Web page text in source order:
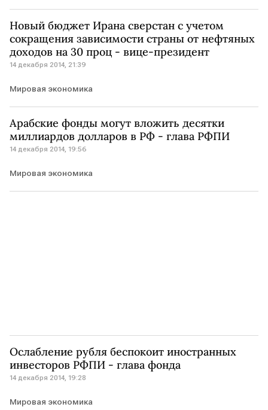
Новый бюджет Ирана сверстан с учетом
сокращения зависимости страны от нефтяных
доходов на 30 проц - вице-президент
14 декабря 2014, 21:39
Мировая экономика
Арабские фонды могут вложить десятки
миллиардов долларов в РФ - глава РФПИ
14 декабря 2014, 19:56
Мировая экономика
Ослабление рубля беспокоит иностранных
инвесторов РФПИ - глава фонда
14 декабря 2014, 19:28
Мировая экономика